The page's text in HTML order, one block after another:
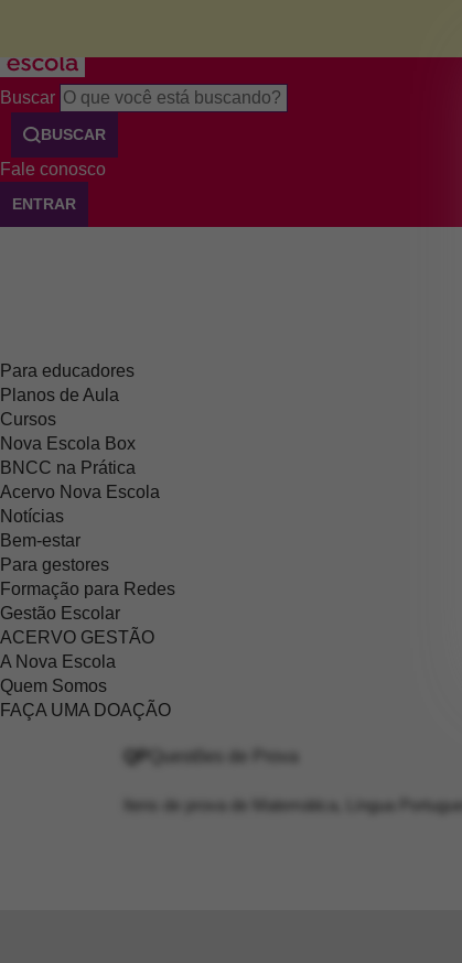
Buscar
BUSCAR
Fale conosco
ENTRAR
Para educadores
Planos de Aula
Cursos
Nova Escola Box
BNCC na Prática
Acervo Nova Escola
Notícias
Bem-estar
Para gestores
Formação para Redes
Gestão Escolar
ACERVO GESTÃO
A Nova Escola
Quem Somos
FAÇA UMA DOAÇÃO
Itens de prova de Matemática, Língua